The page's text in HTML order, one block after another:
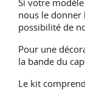
nous le donner
possibilité de
Pour une
la bande du
Le kit